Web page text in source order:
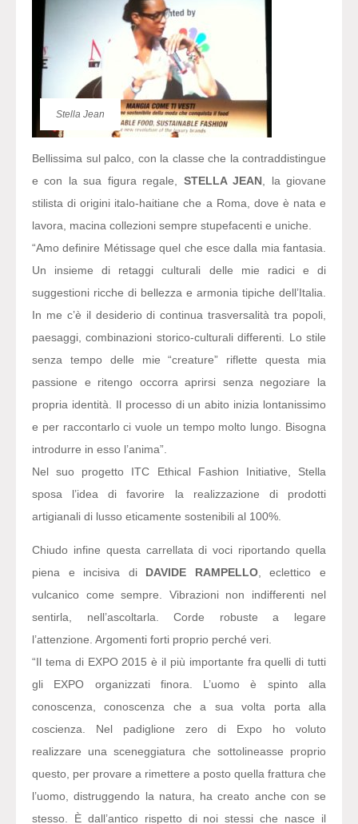
Stella Jean
Bellissima sul palco, con la classe che la contraddistingue
e con la sua figura regale, STELLA JEAN , la giovane
stilista di origini italo-haitiane che a Roma, dove è nata e
lavora, macina collezioni sempre stupefacenti e uniche.
“Amo definire Métissage quel che esce dalla mia fantasia.
Un insieme di retaggi culturali delle mie radici e di
suggestioni ricche di bellezza e armonia tipiche dell’Italia.
In me c’è il desiderio di continua trasversalità tra popoli,
paesaggi, combinazioni storico-culturali differenti. Lo stile
senza tempo delle mie “creature” riflette questa mia
passione e ritengo occorra aprirsi senza negoziare la
propria identità. Il processo di un abito inizia lontanissimo
e per raccontarlo ci vuole un tempo molto lungo. Bisogna
introdurre in esso l’anima”.
Nel suo progetto ITC Ethical Fashion Initiative, Stella
sposa l’idea di favorire la realizzazione di prodotti
artigianali di lusso eticamente sostenibili al 100%.
Chiudo infine questa carrellata di voci riportando quella
piena e incisiva di DAVIDE RAMPELLO, eclettico e
vulcanico come sempre. Vibrazioni non indifferenti nel
sentirla, nell’ascoltarla. Corde robuste a legare
l’attenzione. Argomenti forti proprio perché veri.
“Il tema di EXPO 2015 è il più importante fra quelli di tutti
gli EXPO organizzati finora. L’uomo è spinto alla
conoscenza, conoscenza che a sua volta porta alla
coscienza. Nel padiglione zero di Expo ho voluto
realizzare una sceneggiatura che sottolineasse proprio
questo, per provare a rimettere a posto quella frattura che
l’uomo, distruggendo la natura, ha creato anche con se
stesso. È dall’antico rispetto di noi stessi che nasce il